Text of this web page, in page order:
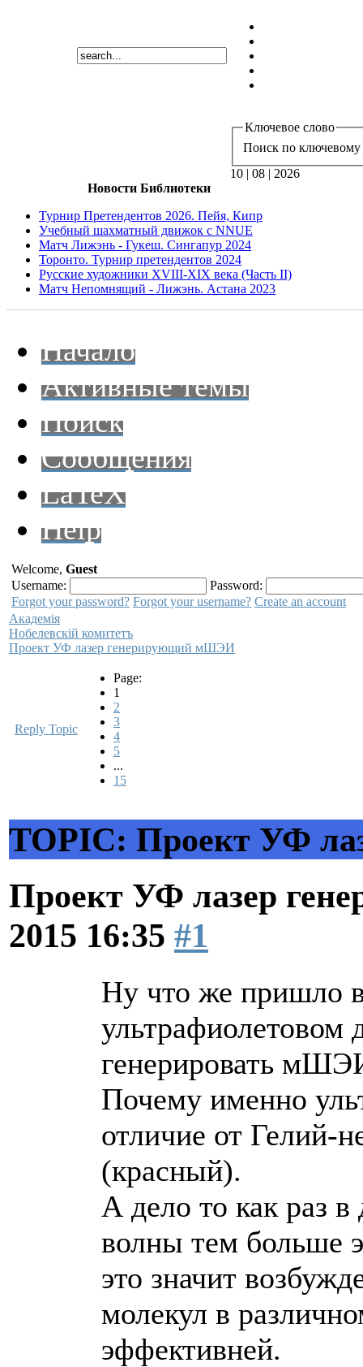
Ключевое слово
Поиск по ключевому
10 | 08 | 2026
Новости Библиотеки
Турнир Претендентов 2026. Пейя, Кипр
Учебный шахматный движок с NNUE
Матч Лижэнь - Гукеш. Сингапур 2024
Торонто. Турнир претендентов 2024
Русские художники XVIII-XIX века (Часть II)
Матч Непомнящий - Лижэнь. Астана 2023
Начало
Активные темы
Поиск
Сообщения
LaTeX
Help
Welcome, Guest
Username:
Password:
Forgot your password? Forgot your username? Create an account
Академiя
Нобелевскiй комитетъ
Проект УФ лазер генерирующий мШЭИ
Reply Topic
Page:
1
2
3
4
5
...
15
TOPIC: Проект УФ
Проект УФ лазер
2015 16:35 #1
Ну что же пришло
ультрафиолетовом
генерировать
Почему именно
отличие от Гелий-
(красный).
А дело то как раз
волны тем больше
это значит
молекул в
эффективней.